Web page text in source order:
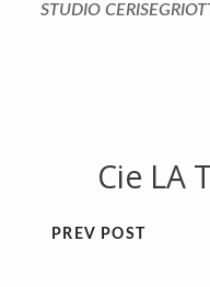
STUDIO
Cie LA
PREV POST